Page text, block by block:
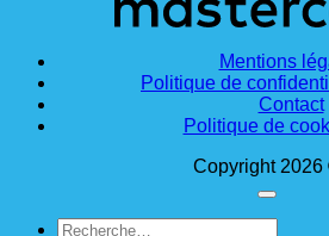
Mentions
Politique de
Contact
Politique de
Copyright 2026
Recherche